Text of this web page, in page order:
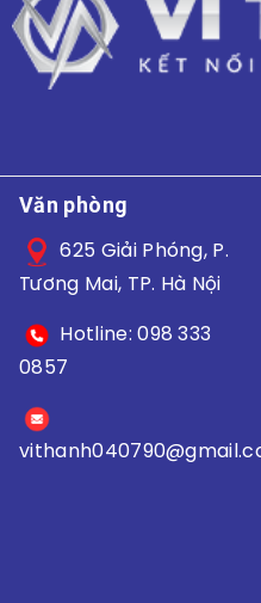
Văn phòng
625 Giải Phóng, P.
Tương Mai, TP. Hà Nội
Hotline: 098 333
0857
vithanh040790@gmail.